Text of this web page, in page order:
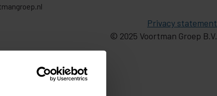
Privacy statement
© 2025 Voortman Groep B.V.